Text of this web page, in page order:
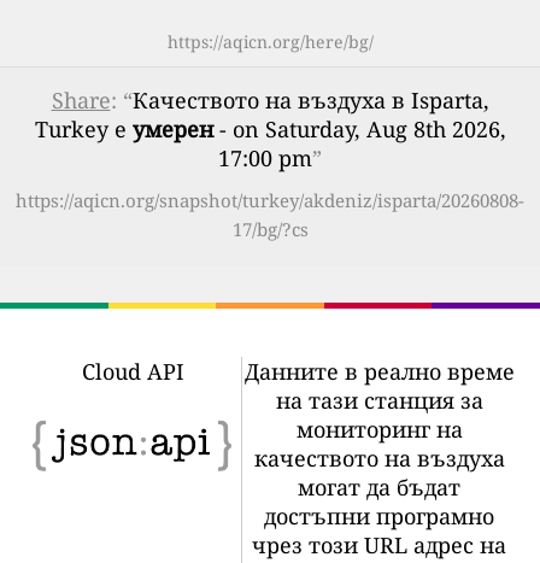
https://aqicn.org/here/bg/
Share: “Качеството на въздуха в Isparta,
Turkey е умерен- on Saturday, Aug 8th 2026,
17:00 pm”
https://aqicn.org/snapshot/turkey/akdeniz/isparta/20260808-
17/bg/?cs
Cloud API
Данните в реално време
на тази станция за
мониторинг на
качеството на въздуха
могат да бъдат
достъпни програмно
чрез този URL адрес на